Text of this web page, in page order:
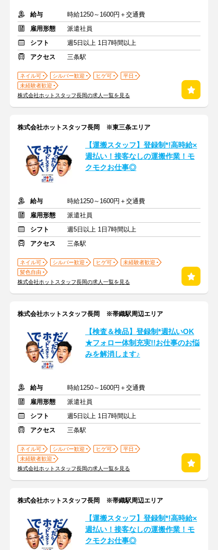
給与
時給1250～1600円＋交通費
雇用形態
派遣社員
シフト
週5日以上 1日7時間以上
アクセス
三条駅
ネイル可 シルバー歓迎 ヒゲ可
平日
未経験者歓迎
株式会社ホットスタッフ長岡の求人一覧を見る
株式会社ホットスタッフ長岡 ※東三条エリア
【運搬スタッフ】登録制*!高時給×
週払い！接客なしの運搬作業！モ
クモクお仕事◎
給与
時給1250～1600円＋交通費
雇用形態
派遣社員
シフト
週5日以上 1日7時間以上
アクセス
三条駅
ネイル可 シルバー歓迎 ヒゲ可
未経験者歓迎
髪色自由
株式会社ホットスタッフ長岡の求人一覧を見る
株式会社ホットスタッフ長岡 ※帯織駅周辺エリア
【検査＆検品】登録制*週払いOK
★フォロー体制充実!!お仕事のお悩
みを解消します♪
給与
時給1250～1600円＋交通費
雇用形態
派遣社員
シフト
週5日以上 1日7時間以上
アクセス
三条駅
ネイル可 シルバー歓迎 ヒゲ可
平日
未経験者歓迎
株式会社ホットスタッフ長岡の求人一覧を見る
株式会社ホットスタッフ長岡 ※帯織駅周辺エリア
【運搬スタッフ】登録制*!高時給×
週払い！接客なしの運搬作業！モ
クモクお仕事◎